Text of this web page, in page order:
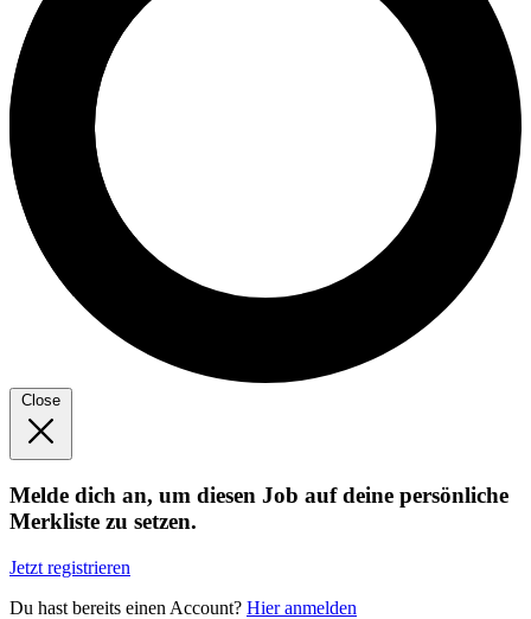
Close
Melde dich an, um diesen Job auf deine persönliche
Merkliste zu setzen.
Jetzt registrieren
Du hast bereits einen Account? Hier anmelden